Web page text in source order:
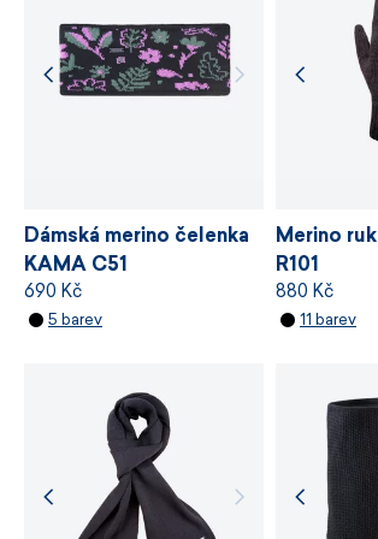
chemických látek, odpovědné
a řízení výrobních procesů.
Dámská merino čelenka
KAMA C51
690 Kč
5 barev
Merino
R101
880 Kč
11 barev